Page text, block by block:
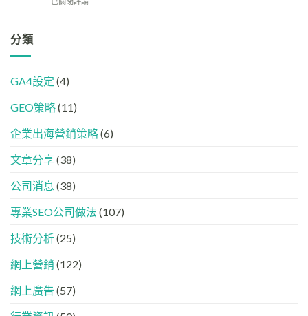
機
HTML
設
定
指
效
FB、
Threads、
內
分
或
中
現？
文
懂
GEO、
與
的
際
法
經
化
GEO
時
下，
牌
何
入
AI
的
「信
名
分類
GA4設定 (4)
GEO策略(11)
企業出海營銷策略(6)
文章分享(38)
公司消息 (38)
專業SEO公司做法 (107)
技術分析(25)
網上營銷 (122)
網上廣告 (57)